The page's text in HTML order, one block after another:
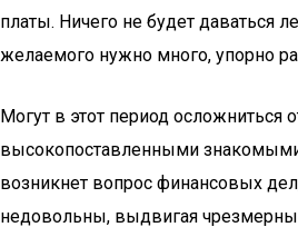
платы. Ничего не будет даваться
желаемого нужно много, упорно
Могут в этот период осложниться
высокопоставленными
возникнет вопрос финансовых
недовольны, выдвигая